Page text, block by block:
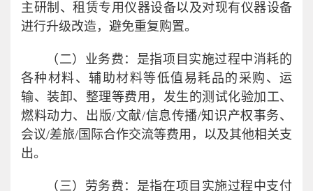
主研制、租赁专用仪器设备以及对现有仪器设备
进行升级改造，避免重复购置。
（二）业务费：是指项目实施过程中消耗的
各种材料、辅助材料等低值易耗品的采购、运
输、装卸、整理等费用，发生的测试化验加工、
燃料动力、出版/文献/信息传播/知识产权事务、
会议/差旅/国际合作交流等费用，以及其他相关支
出。
（三）劳务费：是指在项目实施过程中支付